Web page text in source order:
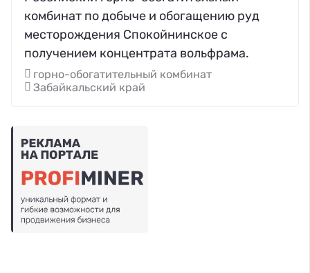
комбинат по добыче и обогащению руд
месторождения Спокойнинское с
получением концентрата вольфрама.
горно-обогатительный комбинат
Забайкальский край